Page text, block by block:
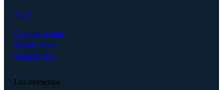
MCP
Pregunta lo que
quieras desde
cualquier IA.
Los momentos